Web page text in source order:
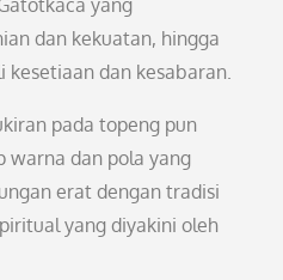
yang
dan kekuatan, hingga
dan kesabaran.
pada topeng pun
warna dan pola yang
erat dengan tradisi
yang diyakini oleh